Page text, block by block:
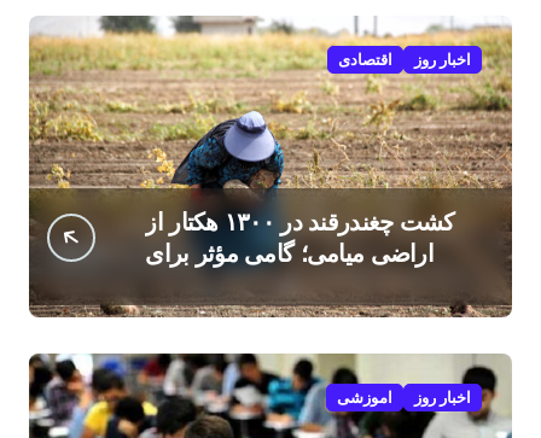
اخبار روز اقتصادی
کشت چغندرقند در ۱۳۰۰ هکتار از
اراضی میامی؛ گامی مؤثر برای
افزایش درآمد کشاورزان
اخبار روز اموزشی